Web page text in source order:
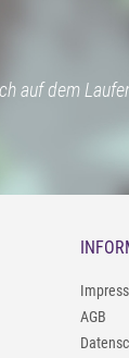
auf dem
AGB